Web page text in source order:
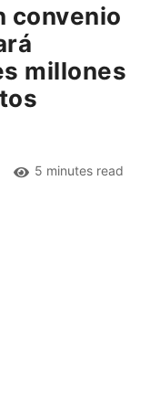
convenio
millones
5 minutes read